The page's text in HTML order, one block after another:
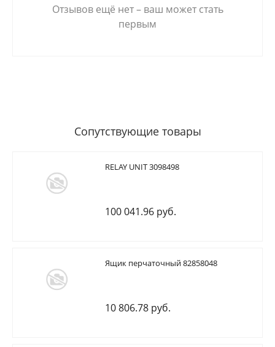
Отзывов ещё нет – ваш может стать
первым
Сопутствующие товары
RELAY UNIT 3098498
100 041.96 руб.
Ящик перчаточный 82858048
10 806.78 руб.